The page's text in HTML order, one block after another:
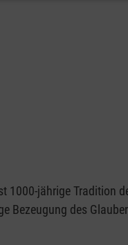
jährige
Bezeugung des